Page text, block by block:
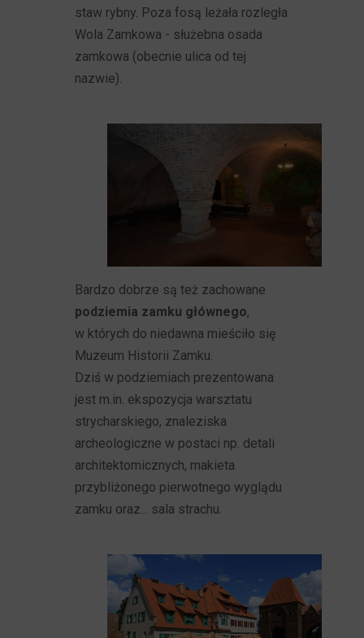
staw rybny. Poza fosą leżała rozległa
Wola Zamkowa - służebna osada
zamkowa (obecnie ulica od tej
nazwie).
Bardzo dobrze są też zachowane
podziemia zamku głównego,
w których do niedawna mieściło się
Muzeum Historii Zamku.
Dziś w podziemiach prezentowana
jest m.in. ekspozycja warsztatu
strycharskiego, znaleziska
archeologiczne w postaci np. detali
architektomicznych, makieta
przybliżonego pierwotnego wyglądu
zamku oraz... sala strachu.